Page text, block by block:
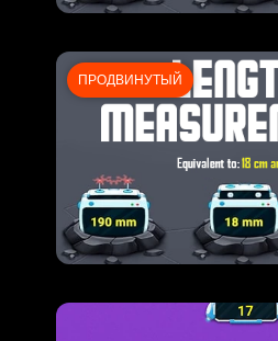
ПРОДВИНУТЫЙ